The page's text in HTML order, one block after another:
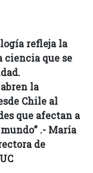
refleja la
que se
la
Chile al
que afectan a
.- María
de